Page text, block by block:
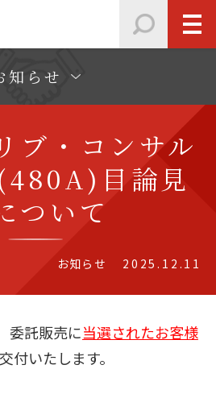
知らせ
ブ・コンサル
目論見
ついて
お知らせ 2025.12.11
委託販売に当選されたお客様
付いたします。